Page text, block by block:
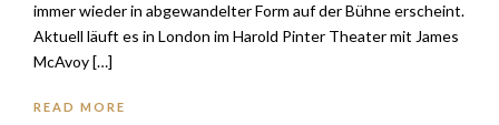
immer wieder in abgewandelter Form auf der Bühne erscheint.
Aktuell läuft es in London im Harold Pinter Theater mit James
McAvoy […]
READ MORE